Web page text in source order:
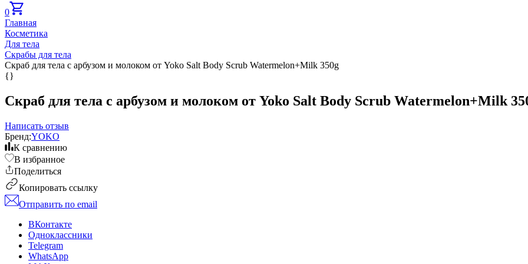
0
Главная
Косметика
Для тела
Скрабы для тела
Скраб для тела с арбузом и молоком от Yoko Salt Body Scrub Watermelon+Milk 350g
{}
Скраб для тела с арбузом и молоком от Yoko Salt Body Scrub Watermelon+Milk
Написать отзыв
Бренд:YOKO
К сравнению
В избранное
Поделиться
Копировать ссылку
Отправить по email
ВКонтакте
Одноклассники
Telegram
WhatsApp